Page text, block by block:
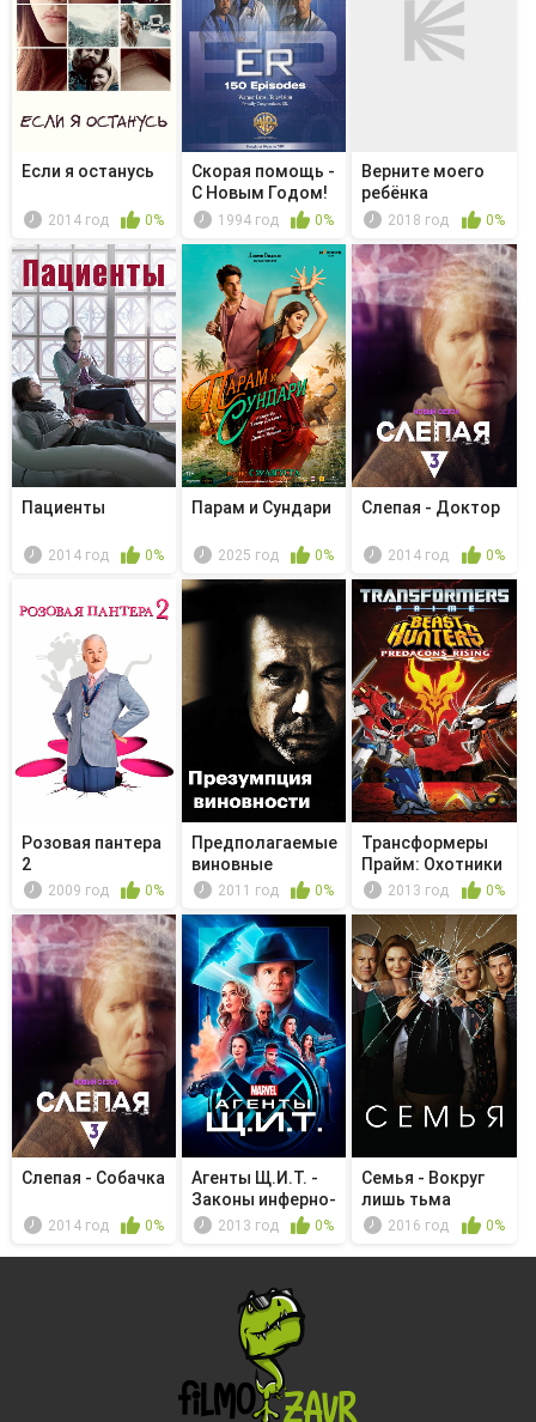
Если я останусь
2014 год 0%
Скорая помощь -
С Новым Годом!
1994 год 0%
Верните моего
ребёнка
2018 год 0%
Пациенты
2014 год 0%
Парам и Сундари
2025 год 0%
Слепая - Доктор
2014 год 0%
Розовая пантера
2
2009 год 0%
Предполагаемые
виновные
2011 год 0%
Трансформеры
Прайм: Охотники
на чудов...
2013 год 0%
Слепая - Собачка
2014 год 0%
Агенты Щ.И.Т. -
Законы инферно-
динамики
2013 год 0%
Семья - Вокруг
лишь тьма
2016 год 0%